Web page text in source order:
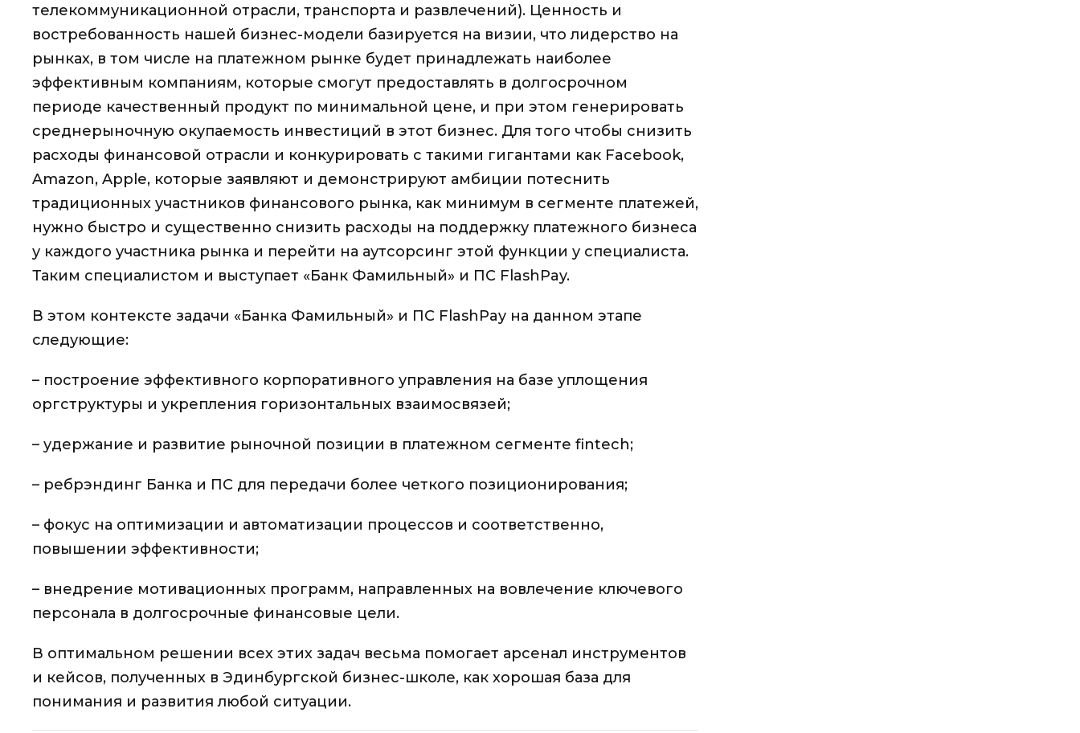
телекоммуникационной отрасли, транспорта и развлечений). Ценность и
востребованность нашей бизнес-модели базируется на визии, что лидерство на
рынках, в том числе на платежном рынке будет принадлежать наиболее
эффективным компаниям, которые смогут предоставлять в долгосрочном
периоде качественный продукт по минимальной цене, и при этом генерировать
среднерыночную окупаемость инвестиций в этот бизнес. Для того чтобы снизить
расходы финансовой отрасли и конкурировать с такими гигантами как Facebook,
Amazon, Apple, которые заявляют и демонстрируют амбиции потеснить
традиционных участников финансового рынка, как минимум в сегменте платежей,
нужно быстро и существенно снизить расходы на поддержку платежного бизнеса
у каждого участника рынка и перейти на аутсорсинг этой функции у специалиста.
Таким специалистом и выступает «Банк Фамильный» и ПС FlashPay.
В этом контексте задачи «Банка Фамильный» и ПС FlashPay на данном этапе
следующие:
– построение эффективного корпоративного управления на базе уплощения
оргструктуры и укрепления горизонтальных взаимосвязей;
– удержание и развитие рыночной позиции в платежном сегменте fintech;
– ребрэндинг Банка и ПС для передачи более четкого позиционирования;
– фокус на оптимизации и автоматизации процессов и соответственно,
повышении эффективности;
– внедрение мотивационных программ, направленных на вовлечение ключевого
персонала в долгосрочные финансовые цели.
В оптимальном решении всех этих задач весьма помогает арсенал инструментов
и кейсов, полученных в Эдинбургской бизнес-школе, как хорошая база для
понимания и развития любой ситуации.